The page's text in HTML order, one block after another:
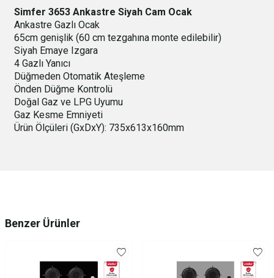
Simfer 3653 Ankastre Siyah Cam Ocak
Ankastre Gazlı Ocak
65cm genişlik (60 cm tezgahına monte edilebilir)
Siyah Emaye Izgara
4 Gazlı Yanıcı
Düğmeden Otomatik Ateşleme
Önden Düğme Kontrolü
Doğal Gaz ve LPG Uyumu
Gaz Kesme Emniyeti
Ürün Ölçüleri (GxDxY): 735x613x160mm
Benzer Ürünler